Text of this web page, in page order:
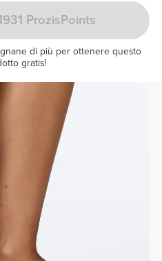
ProzisPoints
di più per ottenere questo
gratis!